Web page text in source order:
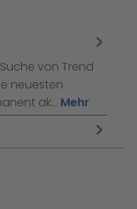
von Trend
neuesten
ak… Mehr